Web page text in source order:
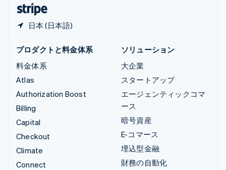
日本 (日本語)
プロダクトと料金体系
料金体系
Atlas
Authorization Boost
Billing
Capital
Checkout
Climate
Connect
ソリューション
大企業
スタートアップ
エージェンティックコマ
ース
暗号資産
E-コマース
埋込型金融
財務の自動化